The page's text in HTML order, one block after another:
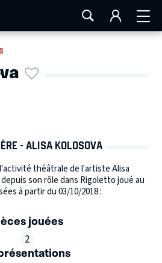
LA ROCHELLE
- ALISA KOLOSOVA
théâtrale de l'artiste Alisa
son rôle dans Rigoletto joué au
à partir du 03/10/2018 :
jouées
2